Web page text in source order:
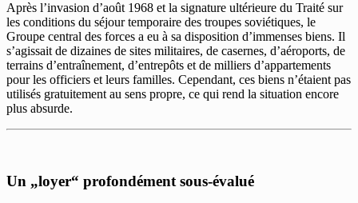
Après l’invasion d’août 1968 et la signature ultérieure du Traité sur
les conditions du séjour temporaire des troupes soviétiques, le
Groupe central des forces a eu à sa disposition d’immenses biens. Il
s’agissait de dizaines de sites militaires, de casernes, d’aéroports, de
terrains d’entraînement, d’entrepôts et de milliers d’appartements
pour les officiers et leurs familles. Cependant, ces biens n’étaient pas
utilisés gratuitement au sens propre, ce qui rend la situation encore
plus absurde.
Un „loyer“ profondément sous-évalué